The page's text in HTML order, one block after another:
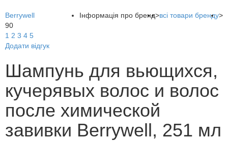
Інформація про бренд>всі товари бренду>
Berrywell
90
1 2 3 4 5
Додати відгук
Шампунь для вьющихся,
кучерявых волос и волос
после химической
завивки Berrywell, 251 мл